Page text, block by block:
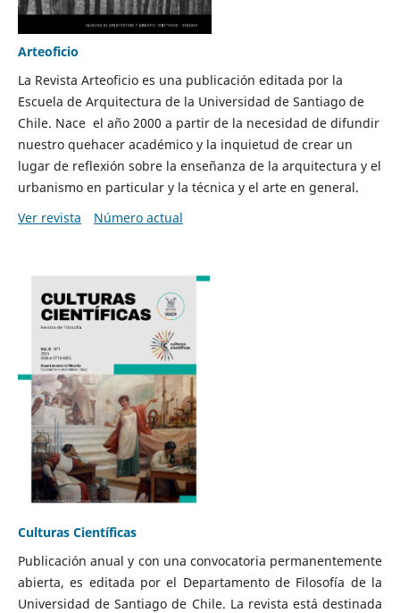
Arteoficio
La Revista Arteoficio es una publicación editada por la
Escuela de Arquitectura de la Universidad de Santiago de
Chile. Nace el año 2000 a partir de la necesidad de difundir
nuestro quehacer académico y la inquietud de crear un
lugar de reflexión sobre la enseñanza de la arquitectura y el
urbanismo en particular y la técnica y el arte en general.
Ver revista
Número actual
Culturas Científicas
Publicación anual y con una convocatoria permanentemente
abierta, es editada por el Departamento de Filosofía de la
Universidad de Santiago de Chile. La revista está destinada